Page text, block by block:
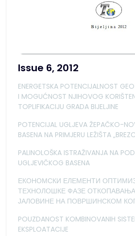
Issue 6, 2012
ENERGETSKA POTENCIJALNOST
I MOGUĆNOST NJIHOVOG
TOPLIFIKACIJU GRADA BIJELJINE
POTENCIJAL UGLJEVA ŽEPAČKO-
BASENA NA PRIMJERU LEŽIŠTA
PALINOLOŠKA ISTRAŽIVANJA NA
UGLJEVIČKOG BASENA
ЕКОНОМСКИ ЕЛЕМЕНТИ
ТЕХНОЛОШКЕ ФАЗЕ
ЈАЛОВИНЕ НА ПОВРШИНСКОМ
POUZDANOST KOMBINOVANIH
EKSPLOATACIJE